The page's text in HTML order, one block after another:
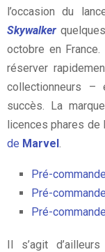
l’occasion du
Skywalker
octobre en
réserver
collectionneurs –
succès. La
licences phares de
de Marvel.
Pré-
Pré-
Pré-
Il s’agit